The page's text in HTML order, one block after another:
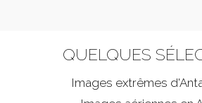
QUELQUES
Images extrêmes d'